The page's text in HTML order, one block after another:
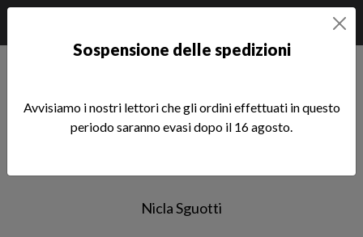
La divina e il maestro
Nicla Sguotti
Sospensione delle spedizioni
Avvisiamo i nostri lettori che gli ordini effettuati in questo
periodo saranno evasi dopo il 16 agosto.